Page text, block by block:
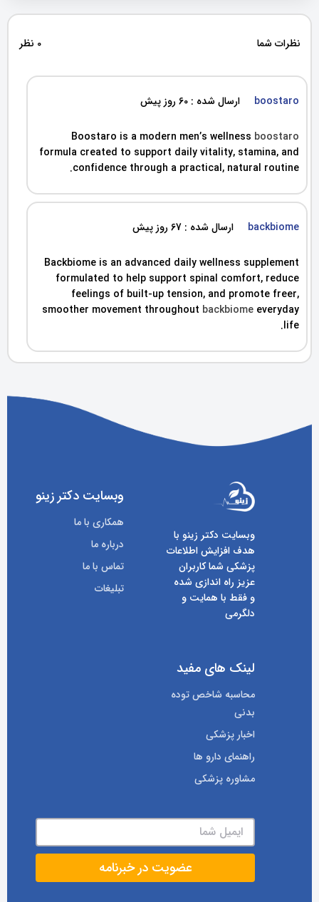
نظرات شما 0 نظر
boostaro ارسال شده : 60 روز پیش
Boostaro is a modern men’s wellness boostaro
formula created to support daily vitality, stamina, and
confidence through a practical, natural routine.
backbiome ارسال شده : 67 روز پیش
Backbiome is an advanced daily wellness supplement
formulated to help support spinal comfort, reduce
feelings of built-up tension, and promote freer,
smoother movement throughout backbiome everyday
life.
وبسایت دکتر زینو با
هدف افزایش اطلاعات
پزشکی شما کاربران
عزیز راه اندازی شده
و فقط با همایت و
دلگرمی
وبسایت دکتر زینو
همکاری با ما
درباره ما
تماس با ما
تبلیغات
لینک های مفید
محاسبه شاخص توده
بدنی
اخبار پزشکی
راهنمای دارو ها
مشاوره پزشکی